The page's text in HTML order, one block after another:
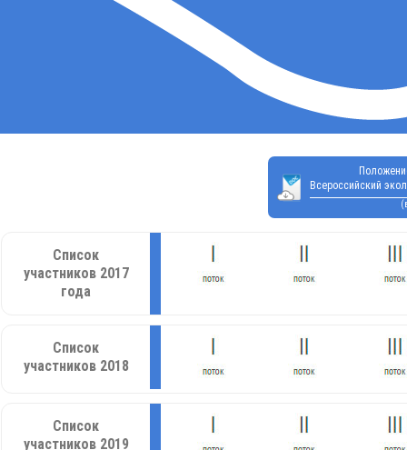
Всероссийский
Список
участников 2017
года
Список
участников 2018
Список
участников 2019